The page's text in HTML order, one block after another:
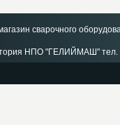
сварочного
НПО "ГЕЛИЙМАШ"